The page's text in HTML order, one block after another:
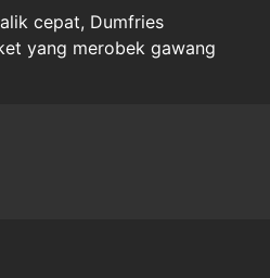
cepat, Dumfries
yang merobek gawang